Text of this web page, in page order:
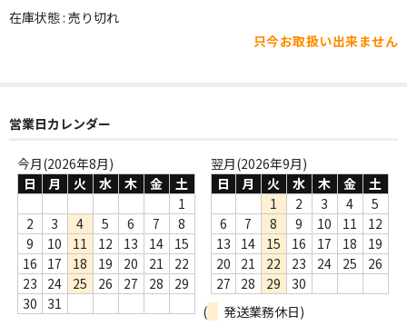
その他
Webのみ no.1
Webのみ no.2
Webのみ no.4
売り切れ
Help
在庫状態 : 売り切れ
只今お取扱い出来ません
営業日カレンダー
今月(2026年8月)
日
月 火 水 木 金
土
1
2
3 4 5 6 7
8
9
10 11 12 13 14
15
16
17 18 19 20 21
22
23
24 25 26 27 28
29
30
31
翌月(2026年9月)
日
月 火 水 木 金
土
1
2 3 4
5
6
7 8 9 10 11
12
13
14 15 16 17 18
19
20
21 22 23 24 25
26
27
28 29
30
(
発送業務休日)